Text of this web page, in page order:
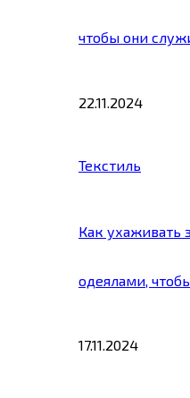
чтобы они
22.11.2024
Текстиль
Как ухаживать
одеялами,
17.11.2024